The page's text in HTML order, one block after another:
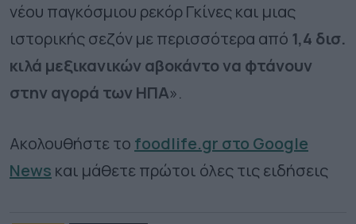
νέου παγκόσμιου ρεκόρ Γκίνες και μιας
ιστορικής σεζόν με περισσότερα από 1,4 δισ.
κιλά μεξικανικών αβοκάντο να φτάνουν
στην αγορά των ΗΠΑ».
Ακολουθήστε το foodlife.gr στο Google
News και μάθετε πρώτοι όλες τις ειδήσεις